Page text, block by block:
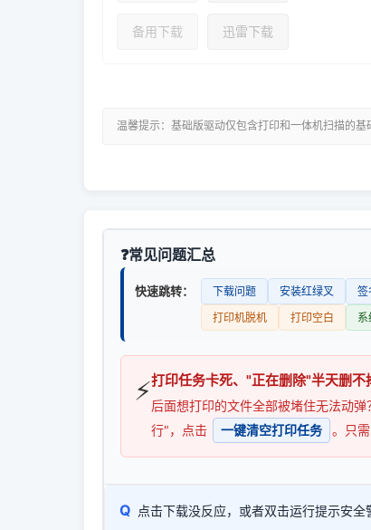
备用下载 迅雷下载
温馨提示：基础版驱动仅包含打印和一体机扫描的基
常见问题汇总
快速跳转： 下载问题 安装红绿叉 签
打印机脱机
打印空白 系
⚡打印任务卡死、"正在删除"半天删不
后面想打印的文件全部被堵住无法动
行"，点击
一键清空打印任务 。只需
Q 点击下载没反应，或者双击运行提示安全